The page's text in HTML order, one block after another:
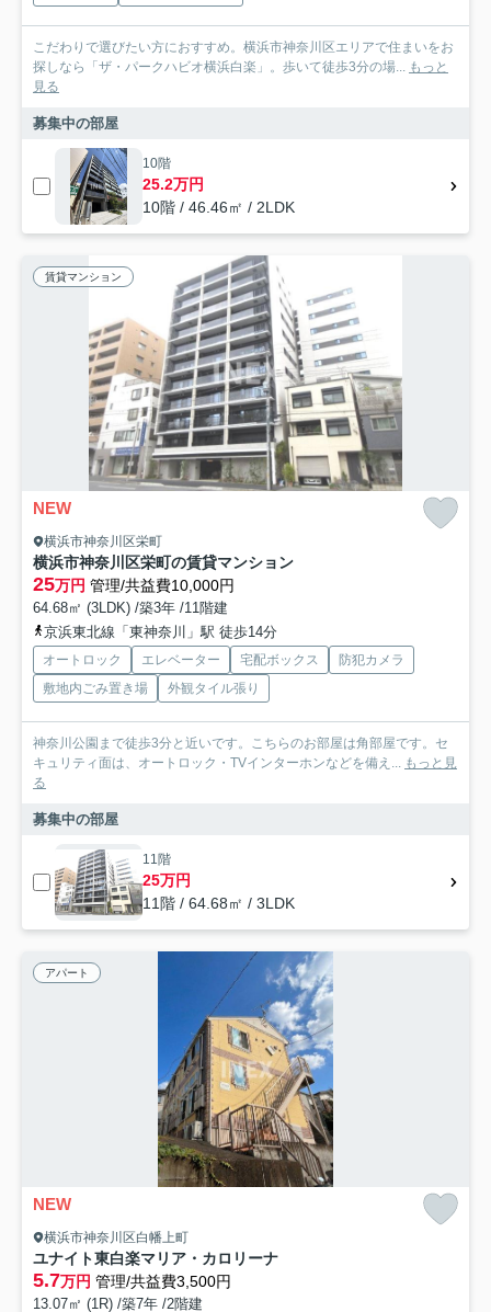
こだわりで選びたい方におすすめ。横浜市神奈川区エリアで住まいをお
探しなら「ザ・パークハビオ横浜白楽」。歩いて徒歩3分の場... もっと
見る
募集中の部屋
10階
25.2万円
10階 / 46.46㎡ / 2LDK
賃貸マンション
NEW
横浜市神奈川区栄町
横浜市神奈川区栄町の賃貸マンション
25万円 管理/共益費10,000円
64.68㎡ (3LDK) /築3年 /11階建
京浜東北線「東神奈川」駅 徒歩14分
オートロック エレベーター 宅配ボックス
防犯カメラ
敷地内ごみ置き場
外観タイル張り
神奈川公園まで徒歩3分と近いです。こちらのお部屋は角部屋です。セ
キュリティ面は、オートロック・TVインターホンなどを備え... もっと見
る
募集中の部屋
11階
25万円
11階 / 64.68㎡ / 3LDK
アパート
NEW
横浜市神奈川区白幡上町
ユナイト東白楽マリア・カロリーナ
5.7万円 管理/共益費3,500円
13.07㎡ (1R) /築7年 /2階建